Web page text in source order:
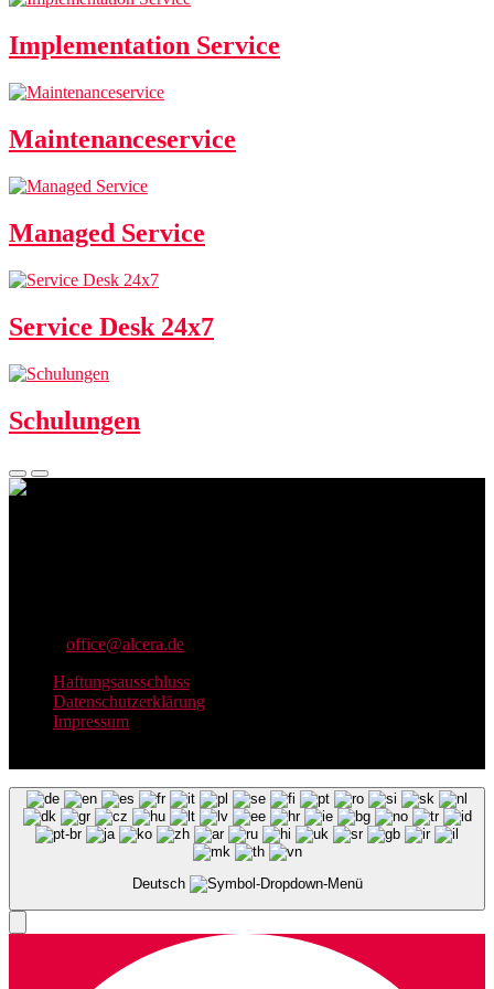
Implementation Service
Maintenanceservice
Managed Service
Service Desk 24x7
Schulungen
office@alcera.de
Haftungsausschluss
Datenschutzerklärung
Impressum
Deutsch